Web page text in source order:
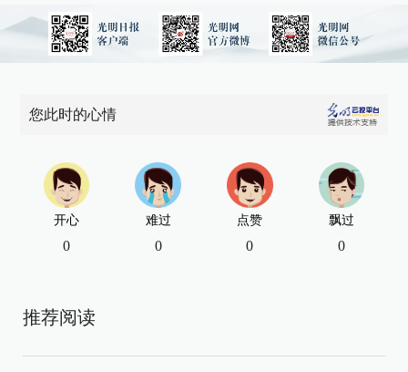
您此时的心情
开心
0
难过
0
点赞
0
飘过
0
推荐阅读